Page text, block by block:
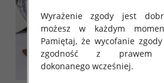
Wyrażenie zgody jest
możesz w każdym
Pamiętaj, że wycofanie
zgodność z prawem
dokonanego wcześniej.